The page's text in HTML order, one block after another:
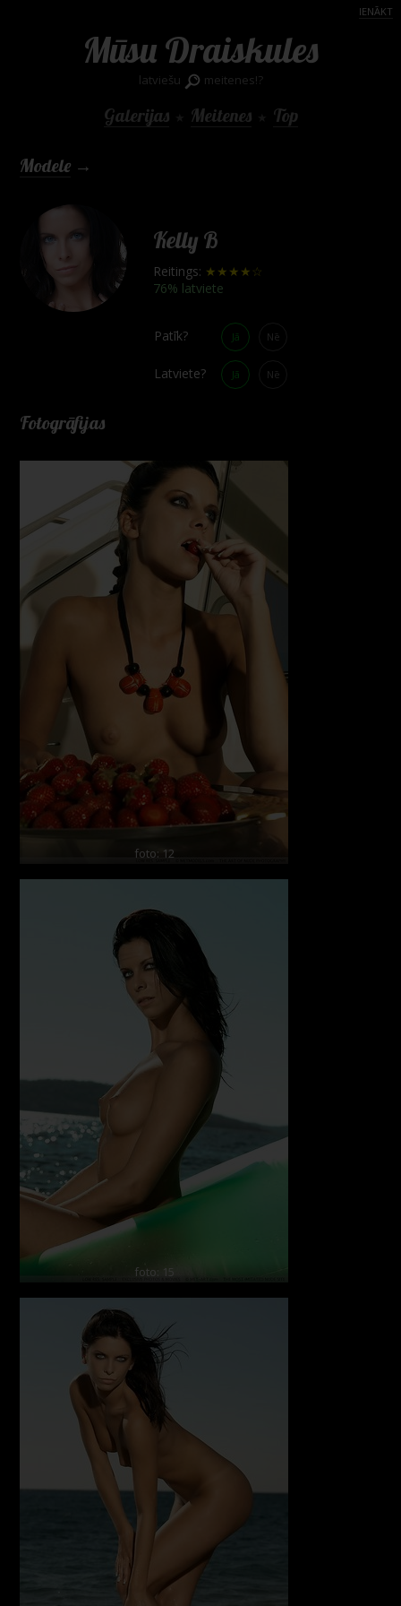
Mūsu Draiskules
latviešu meitenes!?
Galerijas★ Meitenes★ Top
IENĀKT
Modele →
Kelly B
Reitings: ★★★★☆
76% latviete
Patīk? Jā Nē
Latviete? Jā Nē
Fotogrāfijas
foto: 12
foto: 15